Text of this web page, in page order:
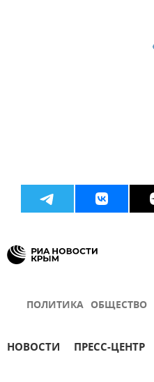
ПОЛИТИКА ОБЩЕСТВО
НОВОСТИ ПРЕСС-ЦЕНТР